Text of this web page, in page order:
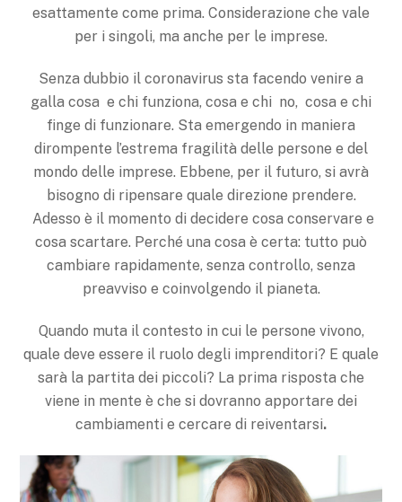
esattamente come prima. Considerazione che vale
per i singoli, ma anche per le imprese.
Senza dubbio il coronavirus sta facendo venire a
galla cosa e chi funziona, cosa e chi no, cosa e chi
finge di funzionare. Sta emergendo in maniera
dirompente l’estrema fragilità delle persone e del
mondo delle imprese. Ebbene, per il futuro, si avrà
bisogno di ripensare quale direzione prendere.
Adesso è il momento di decidere cosa conservare e
cosa scartare. Perché una cosa è certa: tutto può
cambiare rapidamente, senza controllo, senza
preavviso e coinvolgendo il pianeta.
Quando muta il contesto in cui le persone vivono,
quale deve essere il ruolo degli imprenditori? E quale
sarà la partita dei piccoli? La prima risposta che
viene in mente è che si dovranno apportare dei
cambiamenti e cercare di reiventarsi.